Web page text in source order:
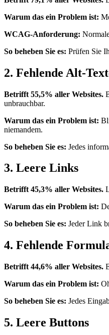
Warum das ein Problem ist:
WCAG-Anforderung:
So beheben Sie es: Prüfen Sie
2. Fehlende Alt-
Betrifft 55,5% aller Websites.
unbrauchbar.
Warum das ein Problem ist:
niemandem.
So beheben Sie es: Jedes
3. Leere Links
Betrifft 45,3% aller Websites.
Warum das ein Problem ist:
So beheben Sie es: Jeder Link
4. Fehlende
Betrifft 44,6% aller Websites.
Warum das ein Problem ist:
So beheben Sie es: Jedes
5. Leere Buttons